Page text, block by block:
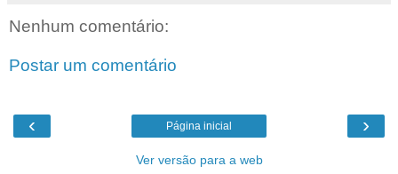
Nenhum comentário:
Postar um comentário
‹ ›
Página inicial
Ver versão para a web